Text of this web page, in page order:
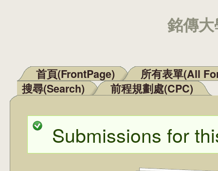
銘傳
Main menu
首頁(FrontPage)
所有表單(All
搜尋(Search)
前程規劃處(CPC)
Status message
Submissions for